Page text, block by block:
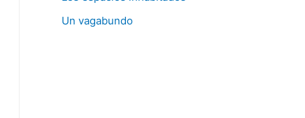
Un vagabundo